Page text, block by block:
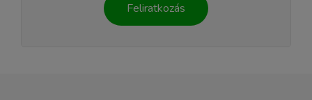
Feliratkozás